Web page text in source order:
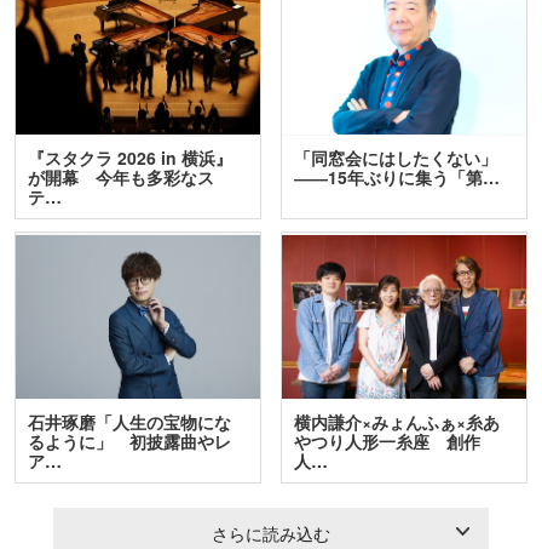
『スタクラ 2026 in 横浜』
が開幕 今年も多彩なス
テ…
「同窓会にはしたくない」
――15年ぶりに集う「第…
石井琢磨「人生の宝物にな
るように」 初披露曲やレ
ア…
横内謙介×みょんふぁ×糸あ
やつり人形一糸座 創作
人…
さらに読み込む